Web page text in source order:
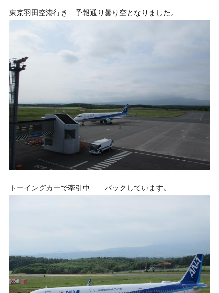
東京羽田空港行き 予報通り曇り空となりました。
トーイングカーで牽引中 バックしています。